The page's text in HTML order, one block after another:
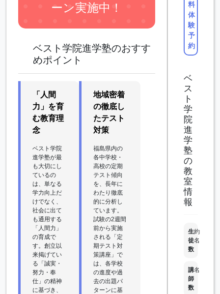
ーン実施中！
ベスト学院進学塾のおすす
めポイント
「人間
力」を育
む教育理
念
ベスト学院
進学塾が最
も大切にし
ているの
は、単なる
学力向上だ
けでなく、
社会に出て
も通用する
「人間力」
の育成で
す。創立以
来掲げてい
る「誠実・
努力・奉
仕」の精神
に基づき、
地域密着
の徹底し
たテスト
対策
福島県内の
各中学校・
高校の定期
テスト傾向
を、長年に
わたり徹底
的に分析し
ています。
試験の2週間
前から実施
される「定
期テスト対
策講座」で
は、各学校
の進度や過
去の出題パ
ターンに基
料
体
験
予
約
ベ
ス
ト
学
院
進
学
塾
の
教
室
情
報
生
徒
数
約
名
講
師
数
名